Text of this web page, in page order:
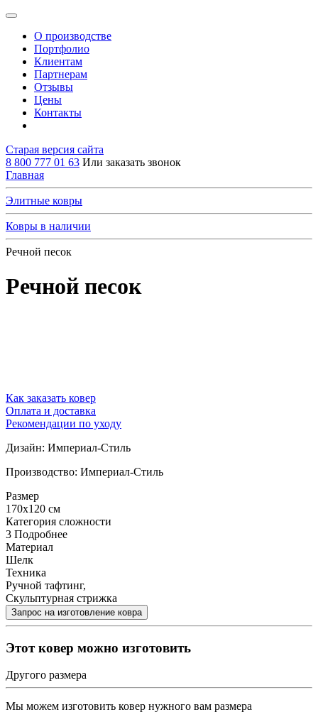
О производстве
Портфолио
Клиентам
Партнерам
Отзывы
Цены
Контакты
Старая версия сайта
8 800 777 01 63 Или заказать звонок
Главная
Элитные ковры
Ковры в наличии
Речной песок
Речной песок
Как заказать ковер
Оплата и доставка
Рекомендации по уходу
Дизайн: Империал-Стиль
Производство: Империал-Стиль
Размер
170x120 см
Категория сложности
3 Подробнее
Материал
Шелк
Техника
Ручной тафтинг,
Скульптурная стрижка
Этот ковер можно изготовить
Другого размера
Мы можем изготовить ковер нужного вам размера